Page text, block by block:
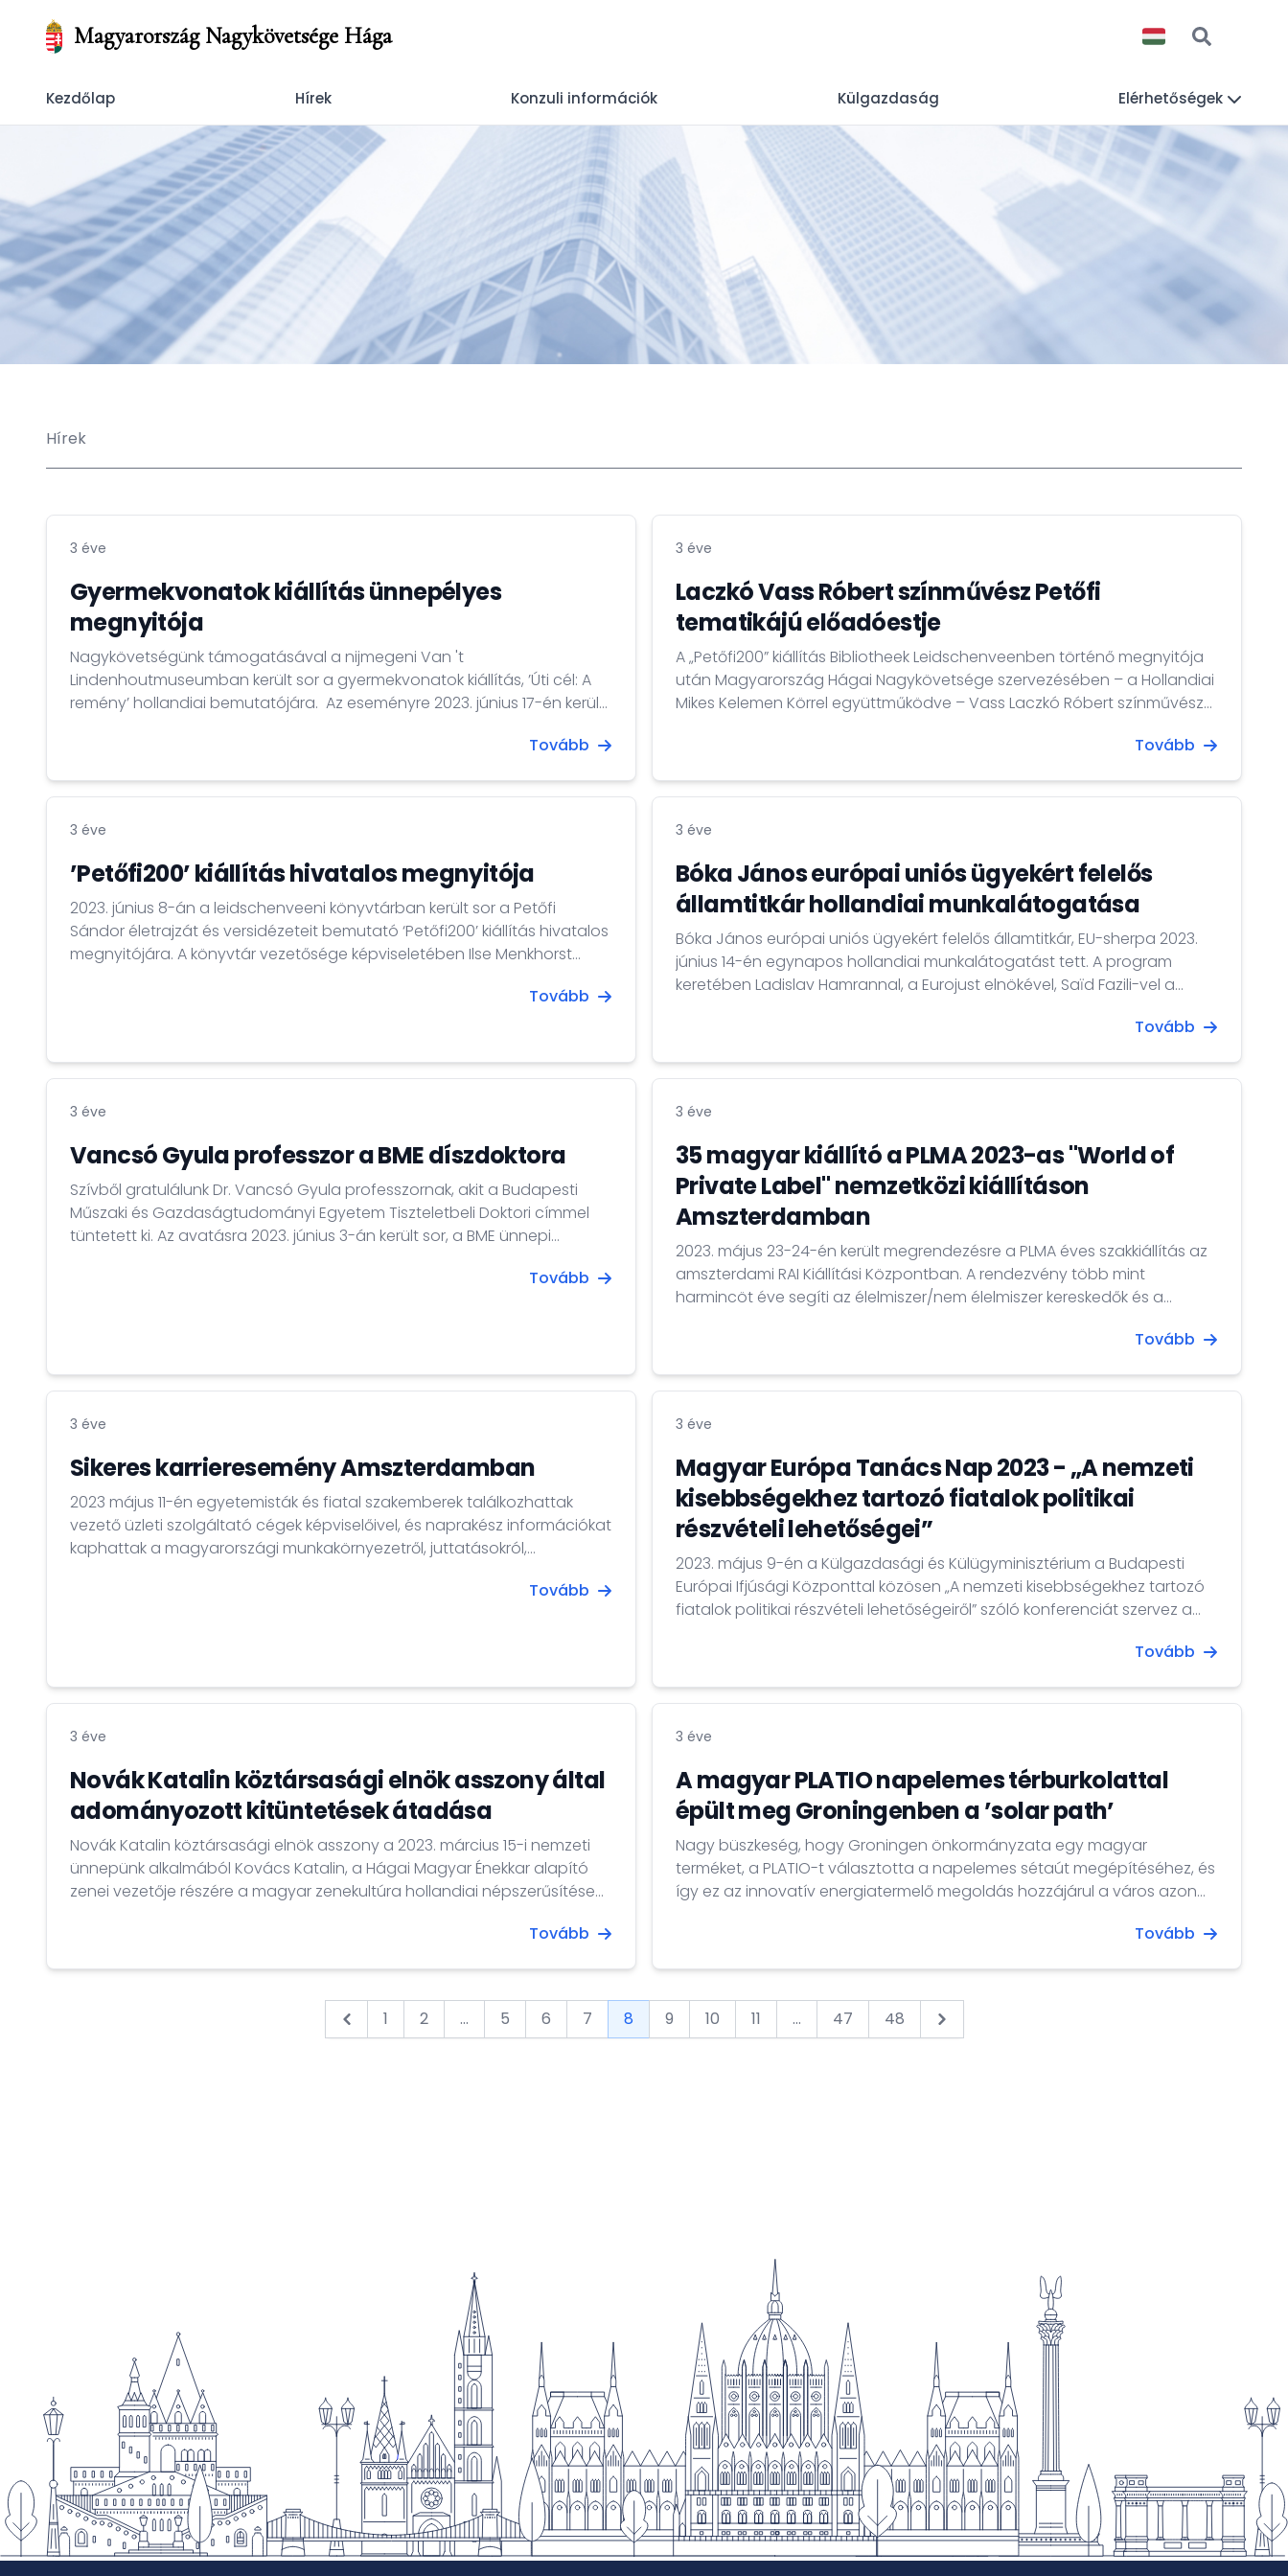
Magyarország Nagykövetsége Hága
Kezdőlap Hírek Konzuli információk Külgazdaság Elérhetőségek
Hírek
3 éve
Gyermekvonatok kiállítás ünnepélyes
megnyitója
Nagykövetségünk támogatásával a nijmegeni Van 't
Lindenhoutmuseumban került sor a gyermekvonatok kiállítás, ’Úti cél: A
remény’ hollandiai bemutatójára. Az eseményre 2023. június 17-én került
Az ünnepségen Esther Bánki, a múzeum igazgatójának köszöntötte a
bemutatta a gyermekvonatok...
Tovább
3 éve
Laczkó Vass Róbert színművész Petőfi
tematikájú előadóestje
A „Petőfi200” kiállítás Bibliotheek Leidschenveenben történő megnyitója
után Magyarország Hágai Nagykövetsége szervezésében – a Hollandiai
Mikes Kelemen Körrel együttműködve – Vass Laczkó Róbert színművész
Kunstkringben. A „Petőfi: Live!” című zenés előadás Petőfi életútját
örömmel fogadta, amelyet...
Tovább
3 éve
’Petőfi200’ kiállítás hivatalos megnyitója
2023. június 8-án a leidschenveeni könyvtárban került sor a Petőfi
Sándor életrajzát és versidézeteit bemutató ‘Petőfi200’ kiállítás hivatalos
megnyitójára. A könyvtár vezetősége képviseletében Ilse Menkhorst
Tanszék...
Tovább
3 éve
Bóka János európai uniós ügyekért felelős
államtitkár hollandiai munkalátogatása
Bóka János európai uniós ügyekért felelős államtitkár, EU-sherpa 2023.
június 14-én egynapos hollandiai munkalátogatást tett. A program
keretében Ladislav Hamrannal, a Eurojust elnökével, Saїd Fazili-vel a
sherpa-val és Anita van den Ende-vel a holland külügyminisztérium
munkamegbeszélést az EU napirendjén szereplő kiemelt aktuális
Tovább
3 éve
Vancsó Gyula professzor a BME díszdoktora
Szívből gratulálunk Dr. Vancsó Gyula professzornak, akit a Budapesti
Műszaki és Gazdaságtudományi Egyetem Tiszteletbeli Doktori címmel
tüntetett ki. Az avatásra 2023. június 3-án került sor, a BME ünnepi
Tovább
3 éve
35 magyar kiállító a PLMA 2023-as "World of
Private Label" nemzetközi kiállításon
Amszterdamban
2023. május 23-24-én került megrendezésre a PLMA éves szakkiállítás az
amszterdami RAI Kiállítási Központban. A rendezvény több mint
harmincöt éve segíti az élelmiszer/nem élelmiszer kereskedők és a
programok sikeréhez és bővítéséhez. A magyar...
Tovább
3 éve
Sikeres karrieresemény Amszterdamban
2023 május 11-én egyetemisták és fiatal szakemberek találkozhattak
vezető üzleti szolgáltató cégek képviselőivel, és naprakész információkat
kaphattak a magyarországi munkakörnyezetről, juttatásokról,
Tovább
3 éve
Magyar Európa Tanács Nap 2023 - „A nemzeti
kisebbségekhez tartozó fiatalok politikai
részvételi lehetőségei”
2023. május 9-én a Külgazdasági és Külügyminisztérium a Budapesti
Európai Ifjúsági Központtal közösen „A nemzeti kisebbségekhez tartozó
fiatalok politikai részvételi lehetőségeiről” szóló konferenciát szervez a
Európa Tanács főtitkárhelyettese, valamint Sztáray Péter államtitkár
Időpont: 2023. május...
Tovább
3 éve
Novák Katalin köztársasági elnök asszony által
adományozott kitüntetések átadása
Novák Katalin köztársasági elnök asszony a 2023. március 15-i nemzeti
ünnepünk alkalmából Kovács Katalin, a Hágai Magyar Énekkar alapító
zenei vezetője részére a magyar zenekultúra hollandiai népszerűsítése
Tovább
3 éve
A magyar PLATIO napelemes térburkolattal
épült meg Groningenben a ’solar path’
Nagy büszkeség, hogy Groningen önkormányzata egy magyar
terméket, a PLATIO-t választotta a napelemes sétaút megépítéséhez, és
így ez az innovatív energiatermelő megoldás hozzájárul a város azon
Philip Broeksma, Groningen energiaügyi tanácsosa átadta az új, 400
Tovább
&laquo; Previous
1 2 ... 5 6 7 8 9 10 11 ... 47 48 Next &raquo;